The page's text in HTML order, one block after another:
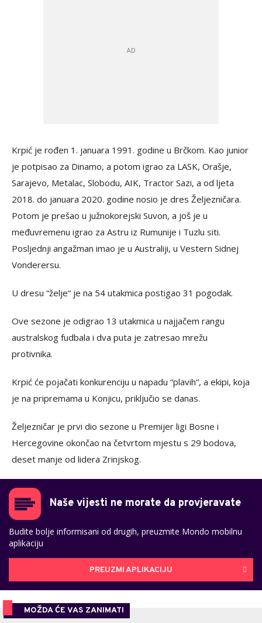
Krpić je rođen 1. januara 1991. godine u Brčkom. Kao junior
je potpisao za Dinamo, a potom igrao za LASK, Orašje,
Sarajevo, Metalac, Slobodu, AIK, Tractor Sazi, a od ljeta
2018. do januara 2020. godine nosio je dres Željezničara.
Potom je prešao u južnokorejski Suvon, a još je u
međuvremenu igrao za Astru iz Rumunije i Tuzlu siti.
Posljednji angažman imao je u Australiji, u Vestern Sidnej
Vonderersu.
U dresu “želje“ je na 54 utakmica postigao 31 pogodak.
Ove sezone je odigrao 13 utakmica u najjačem rangu
australskog fudbala i dva puta je zatresao mrežu
protivnika.
Krpić će pojačati konkurenciju u napadu “plavih“, a ekipi, koja
je na pripremama u Konjicu, priključio se danas.
Željezničar je prvi dio sezone u Premijer ligi Bosne i
Hercegovine okončao na četvrtom mjestu s 29 bodova,
deset manje od lidera Zrinjskog.
Naše vijesti ne morate da provjeravate
Budite bolje informisani od drugih, preuzmite Mondo mobilnu
aplikaciju
PREUZMI APLIKACIJU
MOŽDA ĆE VAS ZANIMATI